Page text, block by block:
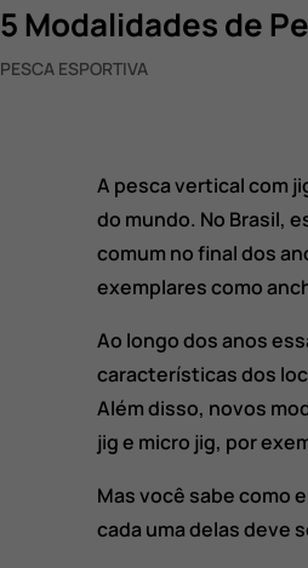
5 Modalidades de
PESCA ESPORTIVA
A pesca vertical com
do mundo. No Brasil,
comum no final dos
exemplares como
Ao longo dos anos
características dos
Além disso, novos
jig e micro jig, por
Mas você sabe como
cada uma delas deve